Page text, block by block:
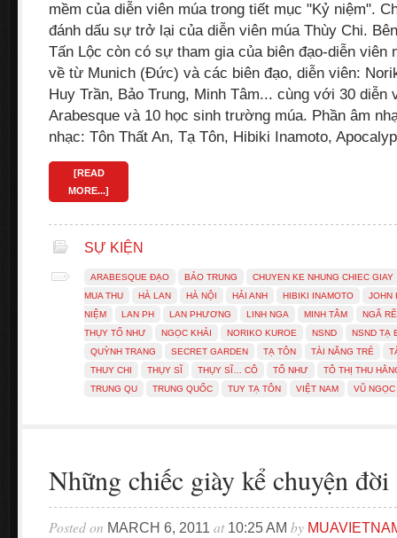
mềm của diễn viên múa trong tiết mục "Kỷ niệm".
đánh dấu sự trở lại của diễn viên múa Thùy Chi.
Tấn Lộc còn có sự tham gia của biên đạo-diễn viên
về từ Munich (Đức) và các biên đạo, diễn viên:
Huy Trần, Bảo Trung, Minh Tâm... cùng với 30 diễn
Arabesque và 10 học sinh trường múa. Phần âm
nhạc: Tôn Thất An, Tạ Tôn, Hibiki Inamoto,
[READ
MORE...]
SỰ KIỆN
ARABESQUE ĐẠO BẢO TRUNG
CHUYEN KE NHUNG CHIEC GIAY
MUA THU
HÀ LAN HÀ NỘI HẢI ANH HIBIKI INAMOTO
JOHN
NIỆM
LAN PH LAN PHƯƠNG LINH NGA MINH TÂM
NGÃ RẼ
THỤY TỐ NHƯ
NGỌC KHẢI NORIKO KUROE NSND
NSND TẠ
QUỲNH TRANG
SECRET GARDEN TẠ TÔN TÀI NĂNG TRẺ
THUY CHI
THỤY SĨ THỤY SĨ… CÔ TỐ NHƯ
TÔ THỊ THU
TRUNG QU
TRUNG QUỐC TUY TẠ TÔN VIỆT NAM VŨ
Những chiếc giày kể chuyện đời
Posted on MARCH 6, 2011 at 10:25 AM by